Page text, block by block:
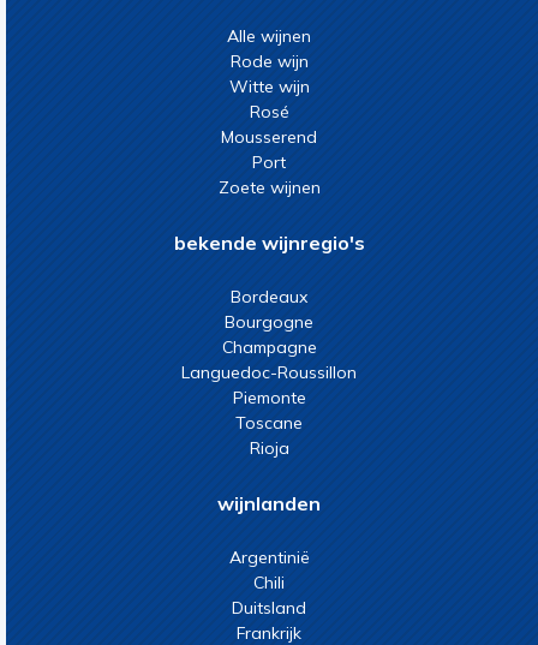
Alle wijnen
Rode wijn
Witte wijn
Rosé
Mousserend
Port
Zoete wijnen
bekende wijnregio's
Bordeaux
Bourgogne
Champagne
Languedoc-Roussillon
Piemonte
Toscane
Rioja
wijnlanden
Argentinië
Chili
Duitsland
Frankrijk